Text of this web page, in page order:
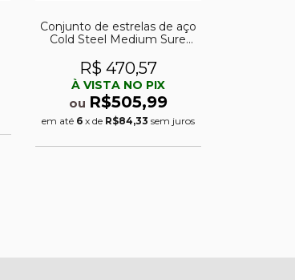
Conjunto de estrelas de aço
Cold Steel Medium Sure
R$ 470,57
À VISTA NO PIX
ou R$505,99
em até 6 x de R$84,33 sem juros